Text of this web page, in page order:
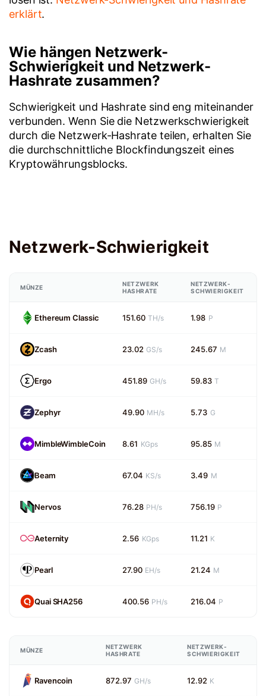
erklärt.
Wie hängen Netzwerk-
Schwierigkeit und Netzwerk-
Hashrate zusammen?
Schwierigkeit und Hashrate sind eng miteinander
verbunden. Wenn Sie die Netzwerkschwierigkeit
durch die Netzwerk-Hashrate teilen, erhalten Sie
die durchschnittliche Blockfindungszeit eines
Kryptowährungsblocks.
Netzwerk-Schwierigkeit
MÜNZE
NETZWERK
HASHRATE
NETZWERK-
SCHWIERIGKEIT
Ethereum Classic 151.60 TH/s 1.98 P
Zcash 23.02 GS/s 245.67 M
Ergo 451.89 GH/s 59.83 T
Zephyr 49.90 MH/s 5.73 G
MimbleWimbleCoin 8.61 KGps 95.85 M
Beam 67.04 KS/s 3.49 M
Nervos 76.28 PH/s 756.19 P
Aeternity 2.56 KGps 11.21 K
Pearl 27.90 EH/s 21.24 M
Quai SHA256 400.56 PH/s 216.04 P
MÜNZE
NETZWERK
HASHRATE
NETZWERK-
SCHWIERIGKEIT
Ravencoin 872.97 GH/s 12.92 K